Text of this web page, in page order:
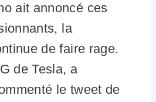
ait annoncé ces
la
de faire rage.
de Tesla, a
le tweet de